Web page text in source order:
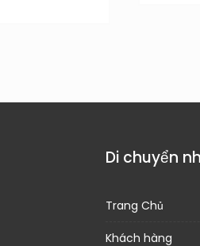
Di chuyển
Trang Chủ
Khách hàng